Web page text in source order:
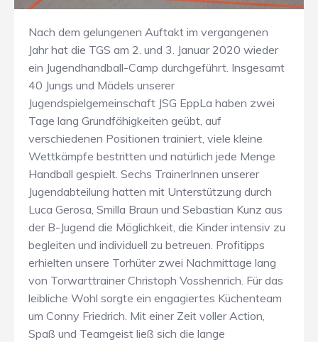
Nach dem gelungenen Auftakt im vergangenen
Jahr hat die TGS am 2. und 3. Januar 2020 wieder
ein Jugendhandball-Camp durchgeführt. Insgesamt
40 Jungs und Mädels unserer
Jugendspielgemeinschaft JSG EppLa haben zwei
Tage lang Grundfähigkeiten geübt, auf
verschiedenen Positionen trainiert, viele kleine
Wettkämpfe bestritten und natürlich jede Menge
Handball gespielt. Sechs TrainerInnen unserer
Jugendabteilung hatten mit Unterstützung durch
Luca Gerosa, Smilla Braun und Sebastian Kunz aus
der B-Jugend die Möglichkeit, die Kinder intensiv zu
begleiten und individuell zu betreuen. Profitipps
erhielten unsere Torhüter zwei Nachmittage lang
von Torwarttrainer Christoph Vosshenrich. Für das
leibliche Wohl sorgte ein engagiertes Küchenteam
um Conny Friedrich. Mit einer Zeit voller Action,
Spaß und Teamgeist ließ sich die lange